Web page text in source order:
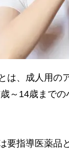
は、成人用の
～14歳まで
要指導医薬品